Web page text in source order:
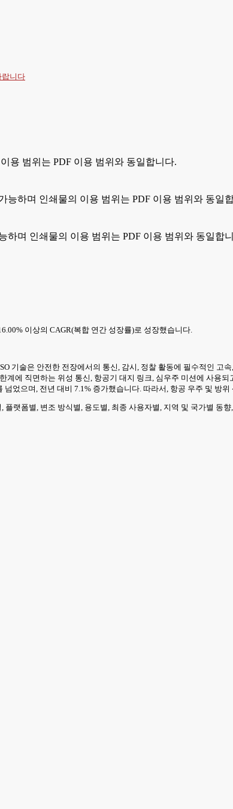
랍니다
용 범위는 PDF 이용 범위와 동일합니다.
하며 인쇄물의 이용 범위는 PDF 이용 범위와 동일
며 인쇄물의 이용 범위는 PDF 이용 범위와 동일합
이상의 CAGR(복합 연간 성장률)로 성장했습니다.
기술은 안전한 전장에서의 통신, 감시, 정찰 활동에 필수적인 고
에 직면하는 위성 통신, 항공기 대지 링크, 심우주 미션에 사용
었으며, 전년 대비 7.1% 증가했습니다. 따라서, 항공 우주 및 방
랫폼별, 변조 방식별, 용도별, 최종 사용자별, 지역 및 국가별 동